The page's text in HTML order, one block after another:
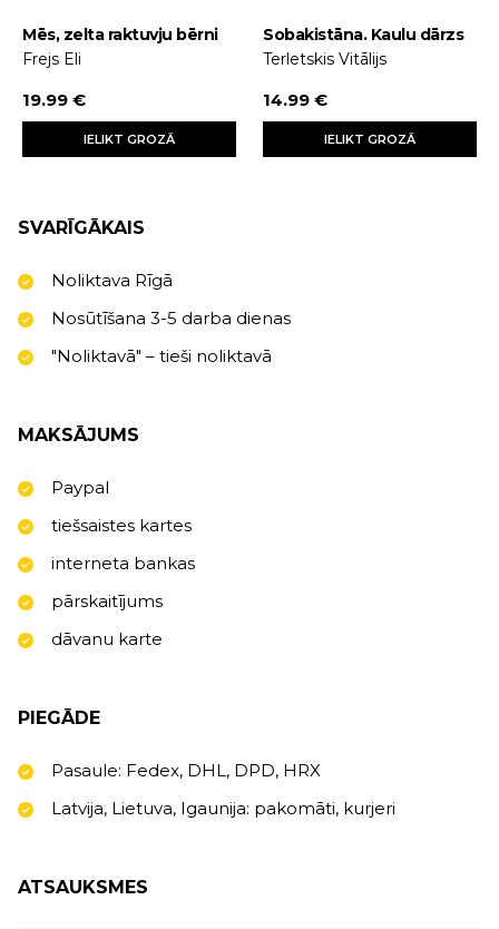
Mēs, zelta raktuvju bērni
Frejs Eli
19.99 €
IELIKT GROZĀ
Sobakistāna. Kaulu dārzs
Terletskis Vitālijs
14.99 €
IELIKT GROZĀ
SVARĪGĀKAIS
Noliktava Rīgā
Nosūtīšana 3-5 darba dienas
"Noliktavā" – tieši noliktavā
MAKSĀJUMS
Paypal
tiešsaistes kartes
interneta bankas
pārskaitījums
dāvanu karte
PIEGĀDE
Pasaule: Fedex, DHL, DPD, HRX
Latvija, Lietuva, Igaunija: pakomāti, kurjeri
ATSAUKSMES